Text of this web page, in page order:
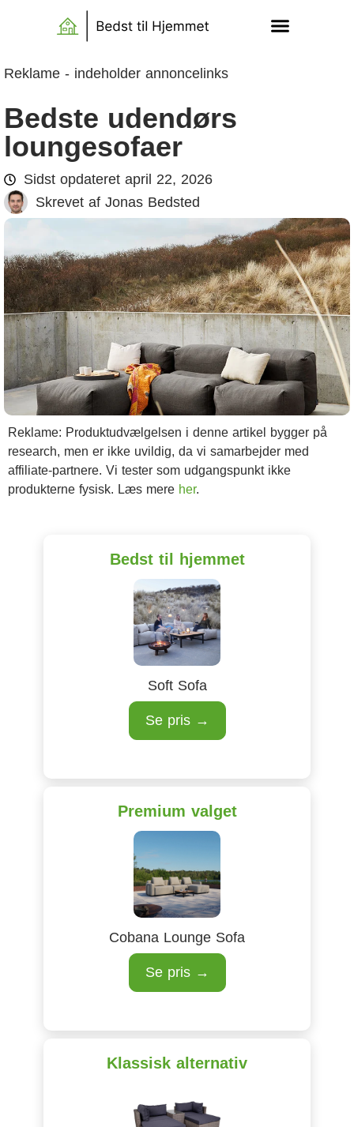
Reklame - indeholder annoncelinks
Bedste udendørs
loungesofaer
Sidst opdateret april 22, 2026
Skrevet af Jonas Bedsted
Reklame: Produktudvælgelsen i denne artikel bygger på
research, men er ikke uvildig, da vi samarbejder med
affiliate-partnere. Vi tester som udgangspunkt ikke
produkterne fysisk. Læs mere her.
Bedst til hjemmet
Soft Sofa
Se pris →
Premium valget
Cobana Lounge Sofa
Se pris →
Klassisk alternativ